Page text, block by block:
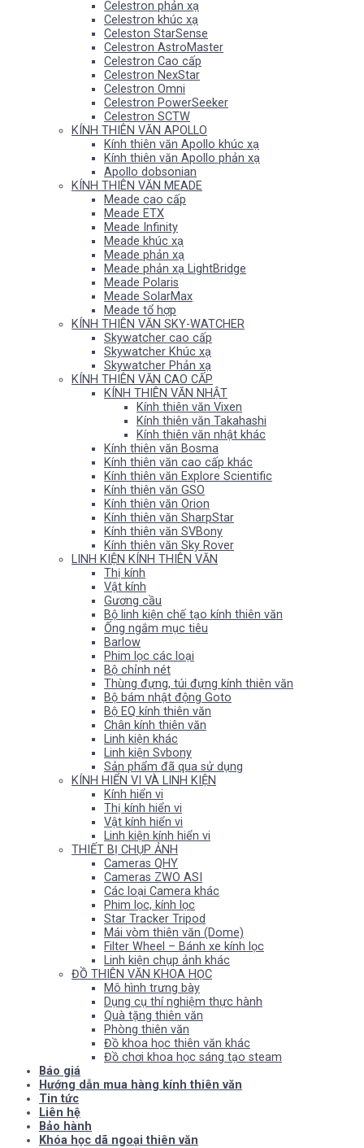
Celestron phản xạ
Celestron khúc xạ
Celeston StarSense
Celestron AstroMaster
Celestron Cao cấp
Celestron NexStar
Celestron Omni
Celestron PowerSeeker
Celestron SCTW
KÍNH THIÊN VĂN APOLLO
Kính thiên văn Apollo khúc xạ
Kính thiên văn Apollo phản xạ
Apollo dobsonian
KÍNH THIÊN VĂN MEADE
Meade cao cấp
Meade ETX
Meade Infinity
Meade khúc xạ
Meade phản xạ
Meade phản xạ LightBridge
Meade Polaris
Meade SolarMax
Meade tổ hợp
KÍNH THIÊN VĂN SKY-WATCHER
Skywatcher cao cấp
Skywatcher Khúc xạ
Skywatcher Phản xạ
KÍNH THIÊN VĂN CAO CẤP
KÍNH THIÊN VĂN NHẬT
Kính thiên văn Vixen
Kính thiên văn Takahashi
Kính thiên văn nhật khác
Kính thiên văn Bosma
Kính thiên văn cao cấp khác
Kính thiên văn Explore Scientific
Kính thiên văn GSO
Kính thiên văn Orion
Kính thiên văn SharpStar
Kính thiên văn SVBony
Kính thiên văn Sky Rover
LINH KIỆN KÍNH THIÊN VĂN
Thị kính
Vật kính
Gương cầu
Bộ linh kiện chế tạo kính thiên văn
Ống ngắm mục tiêu
Barlow
Phim lọc các loại
Bộ chỉnh nét
Thùng đựng, túi đựng kính thiên văn
Bộ bám nhật động Goto
Bộ EQ kính thiên văn
Chân kính thiên văn
Linh kiện khác
Linh kiện Svbony
Sản phẩm đã qua sử dụng
KÍNH HIỂN VI VÀ LINH KIỆN
Kính hiển vi
Thị kính hiển vi
Vật kính hiển vi
Linh kiện kính hiển vi
THIẾT BỊ CHỤP ẢNH
Cameras QHY
Cameras ZWO ASI
Các loại Camera khác
Phim lọc, kính lọc
Star Tracker Tripod
Mái vòm thiên văn (Dome)
Filter Wheel – Bánh xe kính lọc
Linh kiện chụp ảnh khác
ĐỒ THIÊN VĂN KHOA HỌC
Mô hình trưng bày
Dụng cụ thí nghiệm thực hành
Quà tặng thiên văn
Phòng thiên văn
Đồ khoa học thiên văn khác
Đồ chơi khoa học sáng tạo steam
Báo giá
Hướng dẫn mua hàng kính thiên văn
Tin tức
Liên hệ
Bảo hành
Khóa học dã ngoại thiên văn